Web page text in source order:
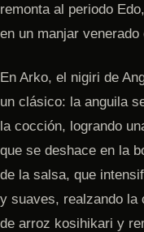
remonta al periodo
en un manjar venerado
En Arko, el nigiri de
un clásico: la anguila
la cocción, logrando
que se deshace en la
de la salsa, que
y suaves, realzando la
de arroz kosihikari y